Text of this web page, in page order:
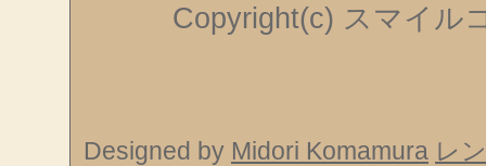
Copyright(c) スマイル
Designed by Midori Komamura レ